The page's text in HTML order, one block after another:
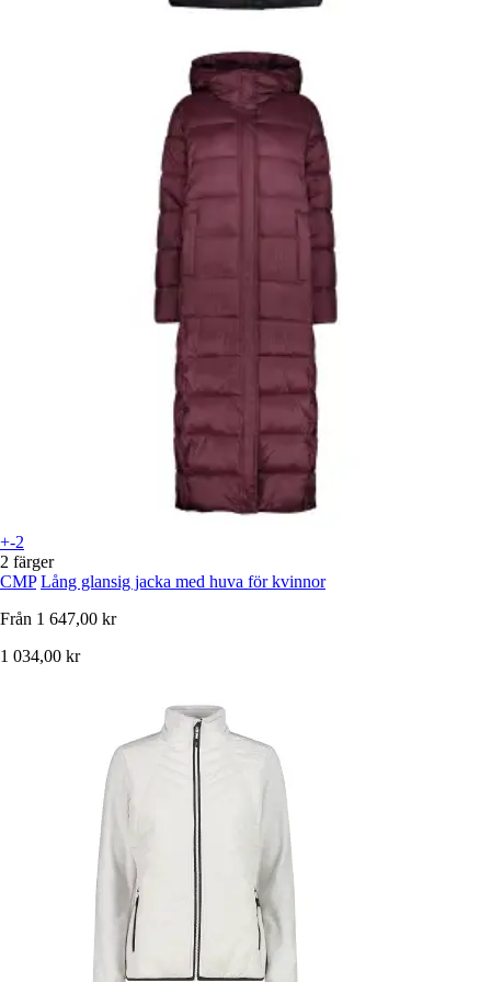
+-2
2 färger
CMP Lång glansig jacka med huva för kvinnor
Från 1 647,00 kr
1 034,00 kr